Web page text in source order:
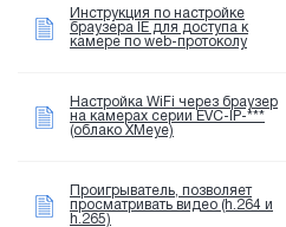
Инструкция по настройке
браузера IE для доступа к
камере по web-протоколу
Настройка WiFi через браузер
на камерах серии EVC-IP-***
(облако XMeye)
Проигрыватель, позволяет
просматривать видео (h.264 и
h.265)